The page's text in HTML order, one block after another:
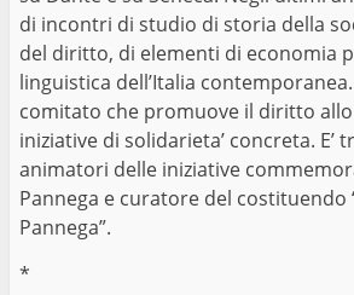
di incontri di studio di storia della
del diritto, di elementi di economia
linguistica dell’Italia
comitato che promuove il diritto
iniziative di solidarieta’ concreta. E’
animatori delle iniziative
Pannega e curatore del costituendo
Pannega”.
*